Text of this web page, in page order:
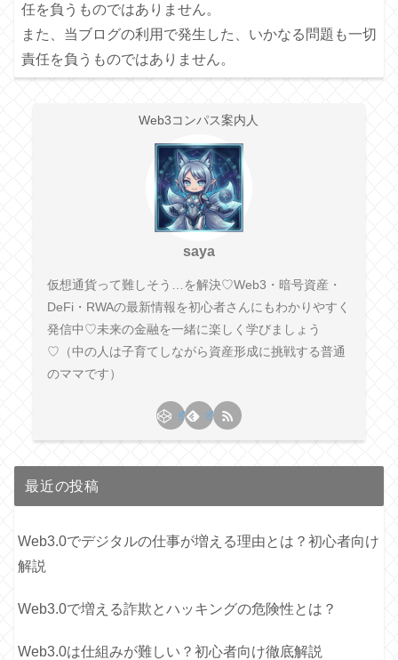
任を負うものではありません。
また、当ブログの利用で発生した、いかなる問題も一切
責任を負うものではありません。
Web3コンパス案内人
saya
仮想通貨って難しそう…を解決♡Web3・暗号資産・
DeFi・RWAの最新情報を初心者さんにもわかりやすく
発信中♡未来の金融を一緒に楽しく学びましょう
♡（中の人は子育てしながら資産形成に挑戦する普通
のママです）
最近の投稿
Web3.0でデジタルの仕事が増える理由とは？初心者向け
解説
Web3.0で増える詐欺とハッキングの危険性とは？
Web3.0は仕組みが難しい？初心者向け徹底解説